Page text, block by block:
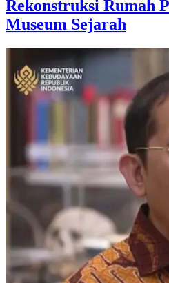
Rekonstruksi Rumah
Museum Sejarah